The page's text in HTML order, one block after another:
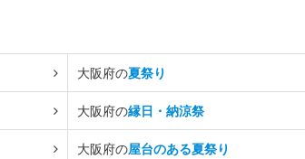
大阪府の夏祭り
大阪府の縁日・納涼祭
大阪府の屋台のある夏祭り